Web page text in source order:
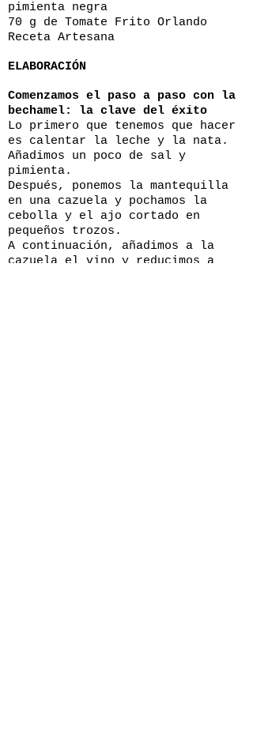
pimienta negra
70 g de Tomate Frito Orlando
Receta Artesana
ELABORACIÓN
Comenzamos el paso a paso con la
bechamel: la clave del éxito
Lo primero que tenemos que hacer
es calentar la leche y la nata.
Añadimos un poco de sal y
pimienta.
Después, ponemos la mantequilla
en una cazuela y pochamos la
cebolla y el ajo cortado en
pequeños trozos.
A continuación, añadimos a la
cazuela el vino y reducimos a